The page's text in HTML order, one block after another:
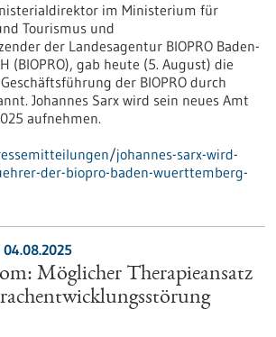
im Ministerium für
Tourismus und
der Landesagentur BIOPRO Baden-
(BIOPRO), gab heute (5. August) die
der BIOPRO durch
Johannes Sarx wird sein neues Amt
aufnehmen.
johannes-sarx-wird-
der-biopro-baden-wuerttemberg-
Möglicher Therapieansatz